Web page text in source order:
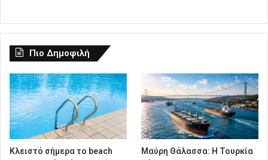
Πιο Δημοφιλή
Κλειστό σήμερα το beach
Μαύρη Θάλασσα: Η Τουρκία